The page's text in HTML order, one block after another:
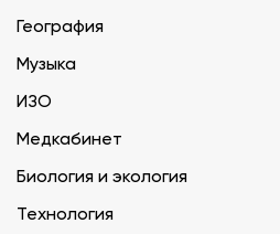
География
Музыка
ИЗО
Медкабинет
Биология и экология
Технология